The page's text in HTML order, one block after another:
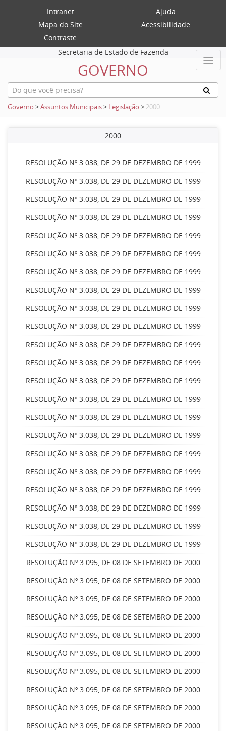
Intranet
Ajuda
Mapa do Site
Acessibilidade
Contraste
Secretaria de Estado de Fazenda
GOVERNO
Governo >Assuntos Municipais> Legislação > 2000
2000
RESOLUÇÃO Nº 3.038, DE 29 DE DEZEMBRO DE 1999
RESOLUÇÃO Nº 3.038, DE 29 DE DEZEMBRO DE 1999
RESOLUÇÃO Nº 3.038, DE 29 DE DEZEMBRO DE 1999
RESOLUÇÃO Nº 3.038, DE 29 DE DEZEMBRO DE 1999
RESOLUÇÃO Nº 3.038, DE 29 DE DEZEMBRO DE 1999
RESOLUÇÃO Nº 3.038, DE 29 DE DEZEMBRO DE 1999
RESOLUÇÃO Nº 3.038, DE 29 DE DEZEMBRO DE 1999
RESOLUÇÃO Nº 3.038, DE 29 DE DEZEMBRO DE 1999
RESOLUÇÃO Nº 3.038, DE 29 DE DEZEMBRO DE 1999
RESOLUÇÃO Nº 3.038, DE 29 DE DEZEMBRO DE 1999
RESOLUÇÃO Nº 3.038, DE 29 DE DEZEMBRO DE 1999
RESOLUÇÃO Nº 3.038, DE 29 DE DEZEMBRO DE 1999
RESOLUÇÃO Nº 3.038, DE 29 DE DEZEMBRO DE 1999
RESOLUÇÃO Nº 3.038, DE 29 DE DEZEMBRO DE 1999
RESOLUÇÃO Nº 3.038, DE 29 DE DEZEMBRO DE 1999
RESOLUÇÃO Nº 3.038, DE 29 DE DEZEMBRO DE 1999
RESOLUÇÃO Nº 3.038, DE 29 DE DEZEMBRO DE 1999
RESOLUÇÃO Nº 3.038, DE 29 DE DEZEMBRO DE 1999
RESOLUÇÃO Nº 3.038, DE 29 DE DEZEMBRO DE 1999
RESOLUÇÃO Nº 3.038, DE 29 DE DEZEMBRO DE 1999
RESOLUÇÃO Nº 3.038, DE 29 DE DEZEMBRO DE 1999
RESOLUÇÃO Nº 3.038, DE 29 DE DEZEMBRO DE 1999
RESOLUÇÃO Nº 3.095, DE 08 DE SETEMBRO DE 2000
RESOLUÇÃO Nº 3.095, DE 08 DE SETEMBRO DE 2000
RESOLUÇÃO Nº 3.095, DE 08 DE SETEMBRO DE 2000
RESOLUÇÃO Nº 3.095, DE 08 DE SETEMBRO DE 2000
RESOLUÇÃO Nº 3.095, DE 08 DE SETEMBRO DE 2000
RESOLUÇÃO Nº 3.095, DE 08 DE SETEMBRO DE 2000
RESOLUÇÃO Nº 3.095, DE 08 DE SETEMBRO DE 2000
RESOLUÇÃO Nº 3.095, DE 08 DE SETEMBRO DE 2000
RESOLUÇÃO Nº 3.095, DE 08 DE SETEMBRO DE 2000
RESOLUÇÃO Nº 3.095, DE 08 DE SETEMBRO DE 2000